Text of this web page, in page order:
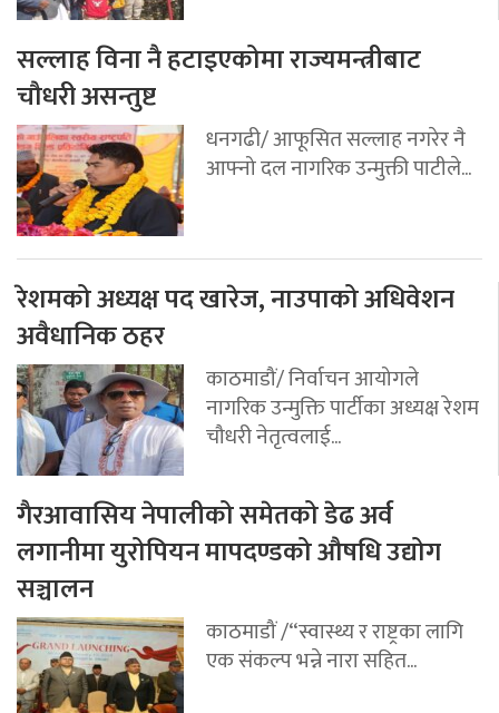
सल्लाह विना नै हटाइएकोमा राज्यमन्त्रीबाट
चौधरी असन्तुष्ट
धनगढी/ आफूसित सल्लाह नगरेर नै
आफ्नो दल नागरिक उन्मुक्ती पाटीले...
रेशमको अध्यक्ष पद खारेज, नाउपाको अधिवेशन
अवैधानिक ठहर
काठमाडौं/ निर्वाचन आयोगले
नागरिक उन्मुक्ति पार्टीका अध्यक्ष रेशम
चौधरी नेतृत्वलाई...
गैरआवासिय नेपालीको समेतको डेढ अर्व
लगानीमा युरोपियन मापदण्डको औषधि उद्योग
सञ्चालन
काठमाडौं /“स्वास्थ्य र राष्ट्रका लागि
एक संकल्प भन्ने नारा सहित...